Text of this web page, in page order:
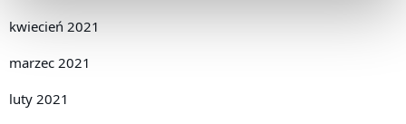
kwiecień 2021
marzec 2021
luty 2021